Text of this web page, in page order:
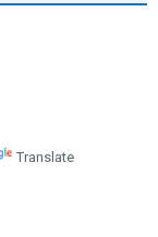
Translate